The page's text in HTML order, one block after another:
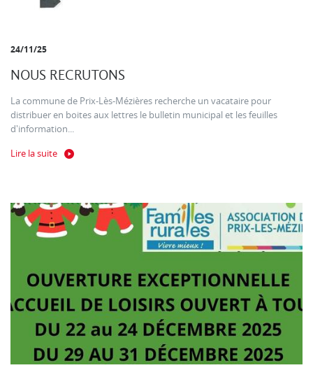
24/11/25
NOUS RECRUTONS
La commune de Prix-Lès-Mézières recherche un vacataire pour
distribuer en boites aux lettres le bulletin municipal et les feuilles
d'information...
Lire la suite